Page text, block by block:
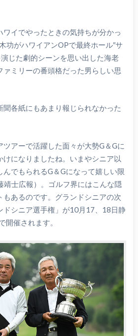
ワイでやったときの気持ちが分かっ
功がハワイアンOPで最終ホール″サ
じた劇的シーンを思い出した海老
ァミリーの番頭格だった男らしい思
各紙にもあまり報じられなかった
ツアーで活躍した面々が大勢G＆Gに
けになりましたね。いまやシニア以
んでもられるG＆Gになって嬉しい限
靖士広報）。ゴルフ界にはこんな隠
もあるのです。グランドシニアの次
ドシニア選手権」が10月17、18日静
開催されます。